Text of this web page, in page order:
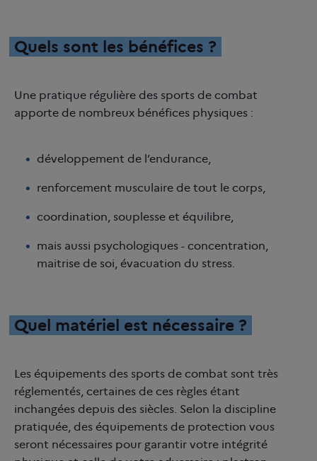
Quels sont les bénéfices ?
Une pratique régulière des sports de combat
apporte de nombreux bénéfices physiques :
développement de l’endurance,
renforcement musculaire de tout le corps,
coordination, souplesse et équilibre,
mais aussi psychologiques - concentration,
maitrise de soi, évacuation du stress.
Quel matériel est nécessaire ?
Les équipements des sports de combat sont très
réglementés, certaines de ces règles étant
inchangées depuis des siècles. Selon la discipline
pratiquée, des équipements de protection vous
seront nécessaires pour garantir votre intégrité